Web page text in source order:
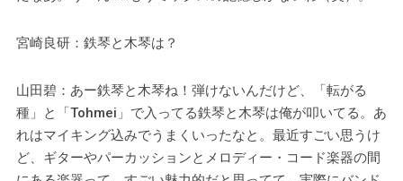
宮崎良研：鉄琴と木琴は？
山田碧：あー鉄琴と木琴ね！弾けないんだけど、「転がる
種」と「Tohmei」で入ってる鉄琴と木琴は俺が叩いてる。あ
れはマイキング込みでうまくいったなと。最近すごい思うけ
ど、ギターやパーカッションとメロディー・コード楽器の間